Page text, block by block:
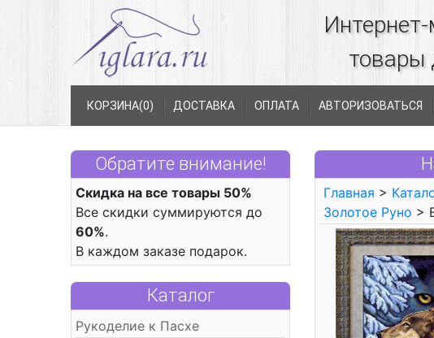
товары
КОРЗИНА(0) ДОСТАВКА ОПЛАТА АВТОРИЗОВАТЬСЯ
Обратите внимание!
Скидка на все товары 50%
Все скидки суммируются до
60%.
В каждом заказе подарок.
Каталог
Рукоделие к Пасхе
Главная >
Золотое Руно >